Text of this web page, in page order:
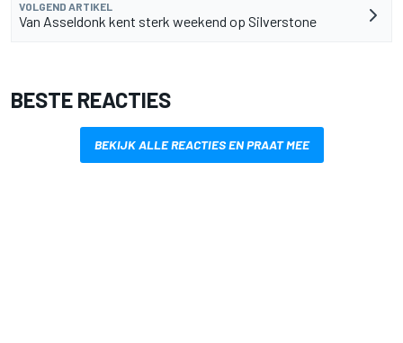
VOLGEND ARTIKEL
Van Asseldonk kent sterk weekend op Silverstone
BESTE REACTIES
BEKIJK ALLE REACTIES EN PRAAT MEE